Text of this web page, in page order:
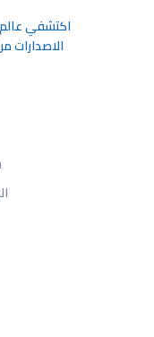
اكتشفي
الاصدارات